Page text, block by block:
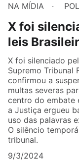
NA MÍDIA
X foi
leis
X foi silenciado
Supremo Tribunal
confirmou a
multas severas
centro do embate
a Justiça ergueu
uso das palavras
O silêncio
tribunal.
9/3/2024